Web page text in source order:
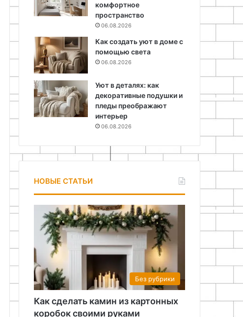
комфортное
пространство
06.08.2026
Как создать уют в доме с
помощью света
06.08.2026
Уют в деталях: как
декоративные подушки и
пледы преображают
интерьер
06.08.2026
НОВЫЕ СТАТЬИ
Без рубрики
Как сделать камин из картонных
коробок своими руками